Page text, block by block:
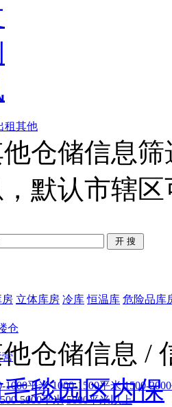
租其他
仓储信息筛
默认市辖
房 立体库房 冷库 恒温库 危险品库
仓
营
1000平米 1000-1500平米 1500-
5000平米 5000平米以上
仓储信息 /
毯园区内保